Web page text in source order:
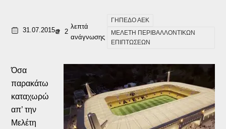
31.07.2015 2
λεπτά
ανάγνωσης
ΓΗΠΕΔΟ ΑΕΚ
ΜΕΛΕΤΗ ΠΕΡΙΒΑΛΛΟΝΤΙΚΩΝ
ΕΠΙΠΤΩΣΕΩΝ
Όσα
παρακάτω
καταχωρώ
απ’ την
Μελέτη